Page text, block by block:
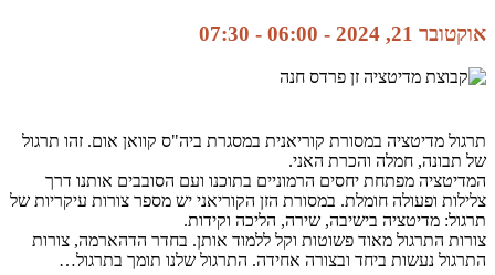
אוקטובר 21, 2024 - 06:00 -
07:30
תרגול מדיטציה במסורת קוריאנית במסגרת ביה"ס קוואן אום. זהו תרגול
של תבונה, חמלה והכרת האני.
המדיטציה מפתחת יחסים הרמוניים בתוכנו ועם הסובבים אותנו דרך
צלילות ופעולה חומלת. במסורת הזן הקוריאני יש מספר צורות עיקריות של
תרגול: מדיטציה בישיבה, שירה, הליכה וקידות.
צורות התרגול מאוד פשוטות וקל ללמוד אותן. בחדר הדהארמה, צורות
התרגול נעשות ביחד ובצורה אחידה. התרגול שלנו תומך בתרגול…